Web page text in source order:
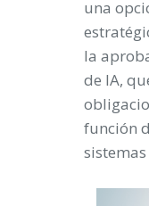
una
la
de IA,
función